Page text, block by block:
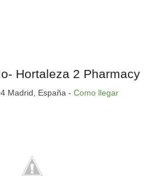
Hortaleza 2 Pharmacy
Madrid, España - Como llegar